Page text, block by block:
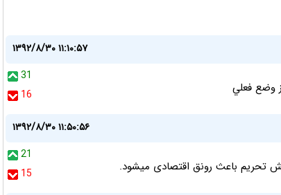
۱۳۹۲/۸/۳۰ ۱۱:۱۰:۵۷
31
16
وضع فعلي
۱۳۹۲/۸/۳۰ ۱۱:۵۰:۵۶
21
15
تحریم باعث رونق اقتصادی میشود.